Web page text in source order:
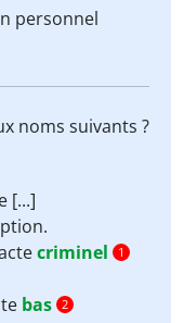
personnel
noms suivants ?
[...]
criminel 1
bas 2